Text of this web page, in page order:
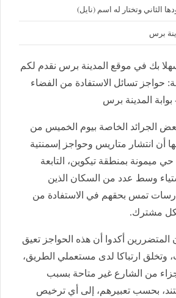
الثاني وتختار له اسم (نايل)
برس
بك في موقع المدينة برس نقدم لكم
حواجز تسائل الاستفادة من الفضاء
المدينة برس
الجرائد الخاصة بيوم الخميس من
أن انتشار متاريس وحواجز إسمنتية
ميمونة بمنطقة تيكوين، التابعة
استياء وسط عدد من السكان الذين
تمس بحقهم في الاستفادة من
مشترك.
المتضررين أكدوا أن هذه الحواجز تعيق
وتخلق ارتباكا لدى مستعملي الطريق،
من الشارع غير متاحة بسبب
بحسب تعبيرهم، إلى أي ترخيص